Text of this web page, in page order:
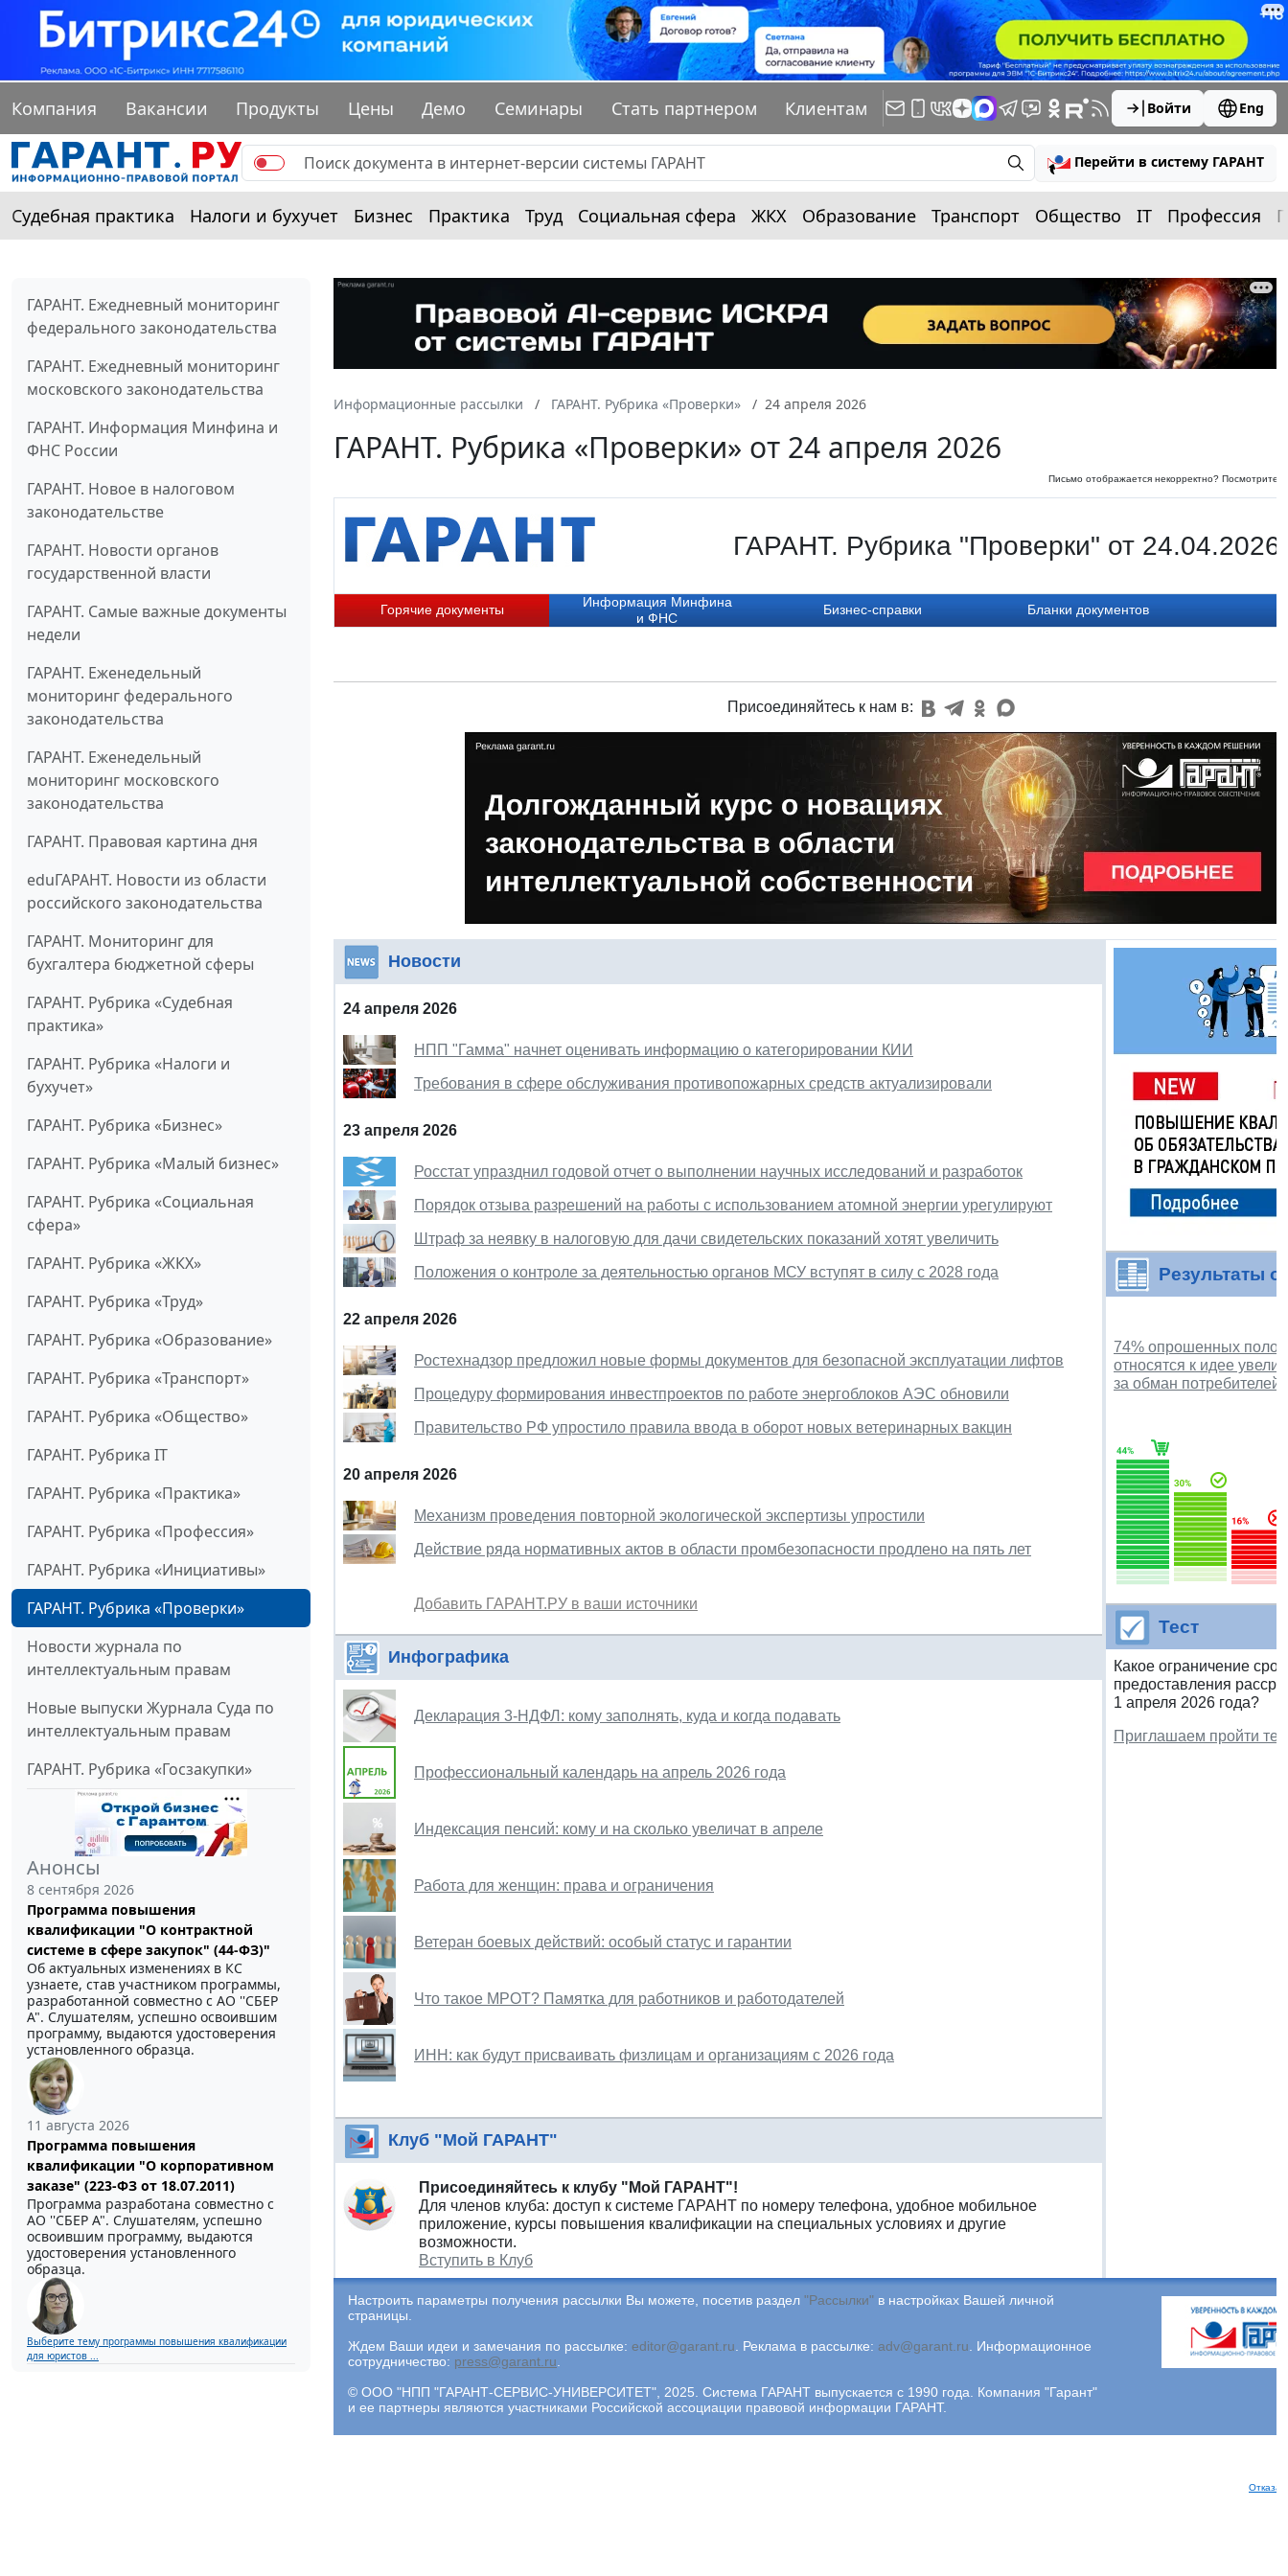
Компания Вакансии Продукты Цены Демо Семинары Стать партнером Клиентам Войти Eng
Перейти в систему ГАРАНТ
Судебная практика Налоги и бухучет Бизнес Практика Труд Социальная сфера ЖКХ Образование Транспорт Общество IT Профессия
ГАРАНТ. Ежедневный мониторинг
федерального законодательства
ГАРАНТ. Ежедневный мониторинг
московского законодательства
ГАРАНТ. Информация Минфина и
ФНС России
ГАРАНТ. Новое в налоговом
законодательстве
ГАРАНТ. Новости органов
государственной власти
ГАРАНТ. Самые важные документы
недели
ГАРАНТ. Еженедельный
мониторинг федерального
законодательства
ГАРАНТ. Еженедельный
мониторинг московского
законодательства
ГАРАНТ. Правовая картина дня
eduГАРАНТ. Новости из области
российского законодательства
ГАРАНТ. Мониторинг для
бухгалтера бюджетной сферы
ГАРАНТ. Рубрика «Судебная
практика»
ГАРАНТ. Рубрика «Налоги и
бухучет»
ГАРАНТ. Рубрика «Бизнес»
ГАРАНТ. Рубрика «Малый бизнес»
ГАРАНТ. Рубрика «Социальная
сфера»
ГАРАНТ. Рубрика «ЖКХ»
ГАРАНТ. Рубрика «Труд»
ГАРАНТ. Рубрика «Образование»
ГАРАНТ. Рубрика «Транспорт»
ГАРАНТ. Рубрика «Общество»
ГАРАНТ. Рубрика IT
ГАРАНТ. Рубрика «Практика»
ГАРАНТ. Рубрика «Профессия»
ГАРАНТ. Рубрика «Инициативы»
ГАРАНТ. Рубрика «Проверки»
Новости журнала по
интеллектуальным правам
Новые выпуски Журнала Суда по
интеллектуальным правам
ГАРАНТ. Рубрика «Госзакупки»
Анонсы
8 сентября 2026
Программа повышения
квалификации "О контрактной
системе в сфере закупок" (44-ФЗ)"
Об актуальных изменениях в КС
узнаете, став участником программы,
разработанной совместно с АО ''СБЕР
А". Слушателям, успешно освоившим
программу, выдаются удостоверения
установленного образца.
11 августа 2026
Программа повышения
квалификации "О корпоративном
заказе" (223-ФЗ от 18.07.2011)
Программа разработана совместно с
АО ''СБЕР А". Слушателям, успешно
освоившим программу, выдаются
удостоверения установленного
образца.
Выберите тему программы повышения квалификации
для юристов ...
Информационные рассылки ГАРАНТ. Рубрика «Проверки» 24 апреля 2026
ГАРАНТ. Рубрика «Проверки» от 24 апреля 2026
Письмо отображается некорректно? Посмотрите
ГАРАНТ. Рубрика "Проверки" от 24.04.2026
Горячие документы
Информация Минфина
и ФНС
Бизнес-справки Бланки документов
Присоединяйтесь к нам в:
Новости
24 апреля 2026
НПП "Гамма" начнет оценивать информацию о категорировании КИИ
Требования в сфере обслуживания противопожарных средств актуализировали
23 апреля 2026
Росстат упразднил годовой отчет о выполнении научных исследований и разработок
Порядок отзыва разрешений на работы с использованием атомной энергии урегулируют
Штраф за неявку в налоговую для дачи свидетельских показаний хотят увеличить
Положения о контроле за деятельностью органов МСУ вступят в силу с 2028 года
22 апреля 2026
Ростехнадзор предложил новые формы документов для безопасной эксплуатации лифтов
Процедуру формирования инвестпроектов по работе энергоблоков АЭС обновили
Правительство РФ упростило правила ввода в оборот новых ветеринарных вакцин
20 апреля 2026
Механизм проведения повторной экологической экспертизы упростили
Действие ряда нормативных актов в области промбезопасности продлено на пять лет
Добавить ГАРАНТ.РУ в ваши источники
Инфографика
Декларация 3-НДФЛ: кому заполнять, куда и когда подавать
Профессиональный календарь на апрель 2026 года
Индексация пенсий: кому и на сколько увеличат в апреле
Работа для женщин: права и ограничения
Ветеран боевых действий: особый статус и гарантии
Что такое МРОТ? Памятка для работников и работодателей
ИНН: как будут присваивать физлицам и организациям с 2026 года
Клуб "Мой ГАРАНТ"
Присоединяйтесь к клубу "Мой ГАРАНТ"!
Для членов клуба: доступ к системе ГАРАНТ по номеру телефона, удобное мобильное
приложение, курсы повышения квалификации на специальных условиях и другие
возможности.
Вступить в Клуб
Результаты
74% опрошенных
относятся к идее
за обман потребителей
Тест
Какое ограничение
предоставления
1 апреля 2026 года?
Приглашаем пройти
Настроить параметры получения рассылки Вы можете, посетив раздел "Рассылки" в настройках Вашей личной
страницы.
Ждем Ваши идеи и замечания по рассылке: editor@garant.ru Реклама в рассылке: adv@garant.ru
Информационное
сотрудничество: press@garant.ru
© ООО "НПП "ГАРАНТ-СЕРВИС-УНИВЕРСИТЕТ", 2025. Система ГАРАНТ выпускается с 1990 года. Компания "Гарант"
и ее партнеры являются участниками Российской ассоциации правовой информации ГАРАНТ.